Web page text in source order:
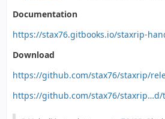
Documentation
https://stax76.gitbooks.io/staxrip-
Download
https://github.com/stax76/staxrip/
https://github.com/stax76/